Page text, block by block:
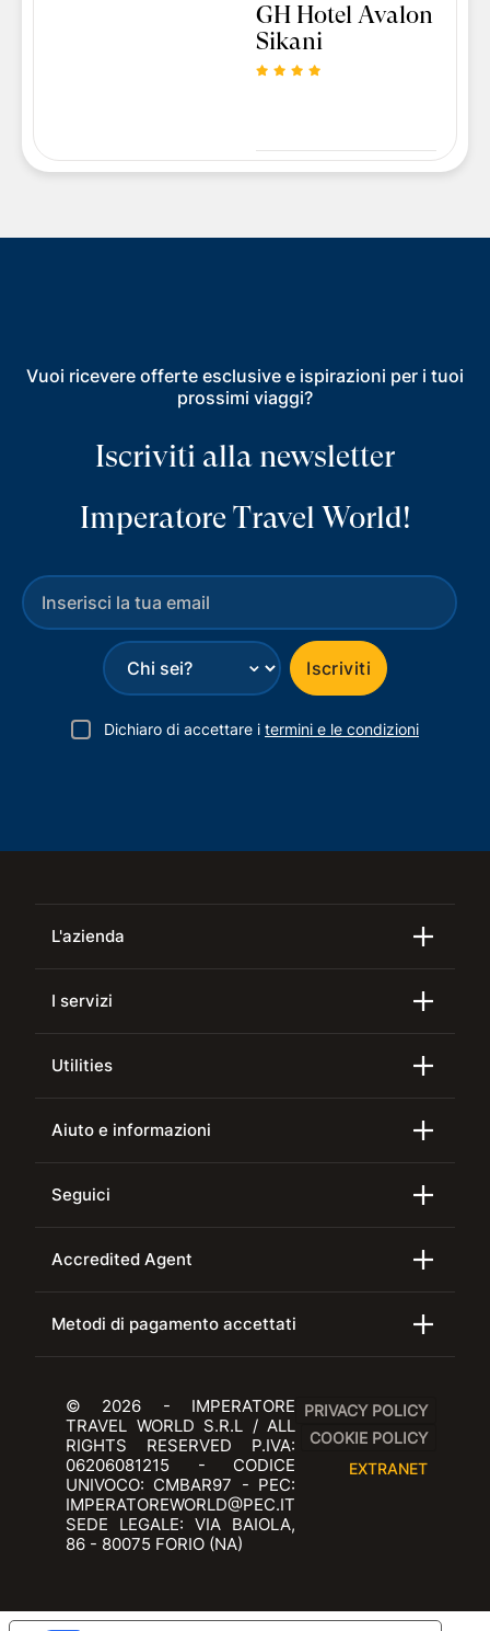
GH Hotel Avalon
Sikani
Vuoi ricevere offerte esclusive e ispirazioni per i tuoi
prossimi viaggi?
Iscriviti alla newsletter
Imperatore Travel World!
⌄ Iscriviti
Dichiaro di accettare i termini e le condizioni
L'azienda
I servizi
Utilities
Aiuto e informazioni
Seguici
Accredited Agent
Metodi di pagamento accettati
© 2026 - IMPERATORE
TRAVEL WORLD S.R.L / ALL
RIGHTS RESERVED P.IVA:
06206081215 - CODICE
UNIVOCO: CMBAR97 - PEC:
IMPERATOREWORLD@PEC.IT
SEDE LEGALE: VIA BAIOLA,
86 - 80075 FORIO (NA)
PRIVACY POLICY
COOKIE POLICY
EXTRANET